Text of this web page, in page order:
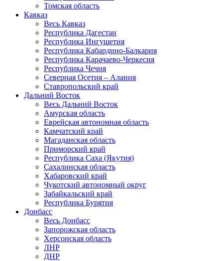
Томская область
Кавказ
Весь Кавказ
Республика Дагестан
Республика Ингушетия
Республика Кабардино-Балкария
Республика Карачаево-Черкесия
Республика Чечня
Северная Осетия – Алания
Ставропольский край
Дальний Восток
Весь Дальний Восток
Амурская область
Еврейская автономная область
Камчатский край
Магаданская область
Приморский край
Республика Саха (Якутия)
Сахалинская область
Хабаровский край
Чукотский автономный округ
Забайкальский край
Республика Бурятия
Донбасс
Весь Донбасс
Запорожская область
Херсонская область
ЛНР
ДНР